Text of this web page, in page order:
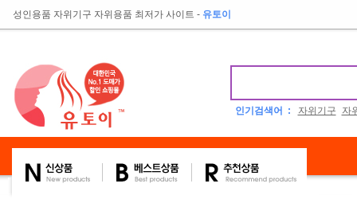
성인용품 자위기구 자위용품 최저가 사이트 - 유토이
인기검색어 : 자위기구 자